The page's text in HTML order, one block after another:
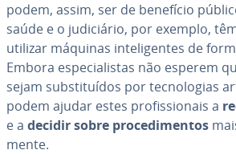
podem, assim, ser de benefício
saúde e o ju­di­ciá­rio, por exemplo,
utilizar máquinas in­te­li­gen­tes de
Embora es­pe­ci­a­lis­tas não esperem
sejam subs­ti­tuí­dos por tec­no­lo­gias
podem ajudar estes pro­fis­si­o­nais a
e a decidir sobre pro­ce­di­men­tos
mente.